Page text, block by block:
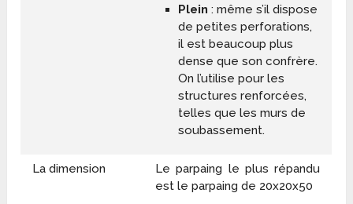
Plein : même s’il dispose
de petites perforations,
il est beaucoup plus
dense que son confrère.
On l’utilise pour les
structures renforcées,
telles que les murs de
soubassement.
La dimension
Le parpaing le plus répandu
est le parpaing de 20x20x50